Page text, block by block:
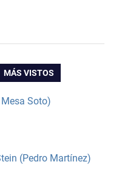
MÁS VISTOS
Soto)
(Pedro Martínez)